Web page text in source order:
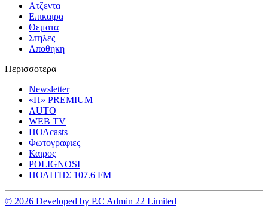
Ατζεντα
Επικαιρα
Θεματα
Στηλες
Αποθηκη
Περισσοτερα
Newsletter
«Π» PREMIUM
AUTO
WEB TV
ΠΟΛcasts
Φωτογραφιες
Καιρος
POLIGNOSI
ΠΟΛΙΤΗΣ 107.6 FM
© 2026 Developed by P.C Admin 22 Limited